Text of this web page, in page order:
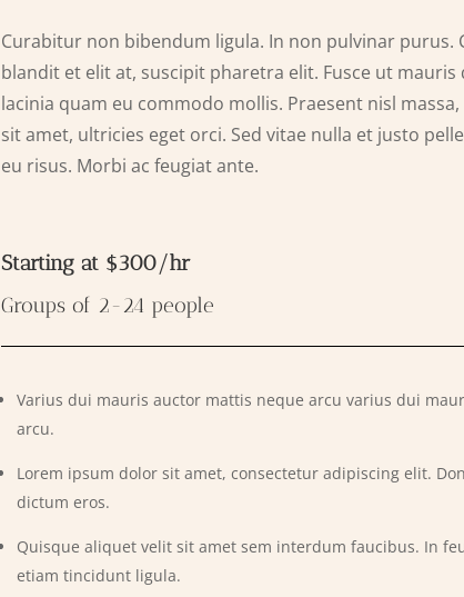
Curabitur non bibendum ligula. In non pulvinar purus.
blandit et elit at, suscipit pharetra elit. Fusce ut mauris
lacinia quam eu commodo mollis. Praesent nisl
sit amet, ultricies eget orci. Sed vitae nulla et justo
eu risus. Morbi ac feugiat ante.
Starting at $300/hr
Groups of 2-24 people
Varius dui mauris auctor mattis neque arcu varius dui
arcu.
Lorem ipsum dolor sit amet, consectetur adipiscing elit.
dictum eros.
Quisque aliquet velit sit amet sem interdum faucibus. In
etiam tincidunt ligula.